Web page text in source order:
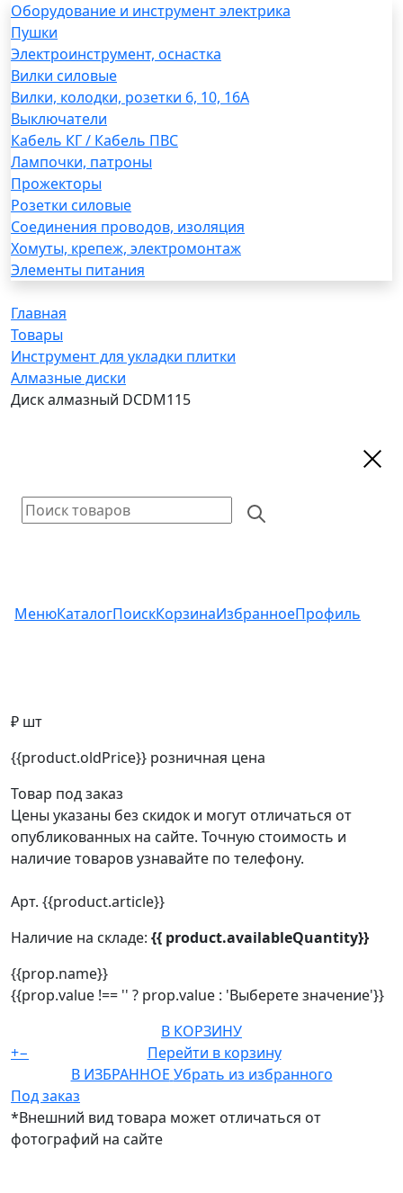
Оборудование и инструмент электрика
Пушки
Электроинструмент, оснастка
Вилки силовые
Вилки, колодки, розетки 6, 10, 16А
Выключатели
Кабель КГ / Кабель ПВС
Лампочки, патроны
Прожекторы
Розетки силовые
Соединения проводов, изоляция
Хомуты, крепеж, электромонтаж
Элементы питания
Главная
Товары
Инструмент для укладки плитки
Алмазные диски
Диск алмазный DCDM115
МенюКаталогПоискКорзинаИзбранноеПрофиль
₽ шт
{{product.oldPrice}} розничная цена
Товар под заказ
Цены указаны без скидок и могут отличаться от
опубликованных на сайте. Точную стоимость и
наличие товаров узнавайте по телефону.
Арт. {{product.article}}
Наличие на складе: {{ product.availableQuantity}}
{{prop.name}}
{{prop.value !== '' ? prop.value : 'Выберете значение'}}
В КОРЗИНУ
+−
Перейти в корзину
В ИЗБРАННОЕ Убрать из избранного
Под заказ
*Внешний вид товара может отличаться от
фотографий на сайте